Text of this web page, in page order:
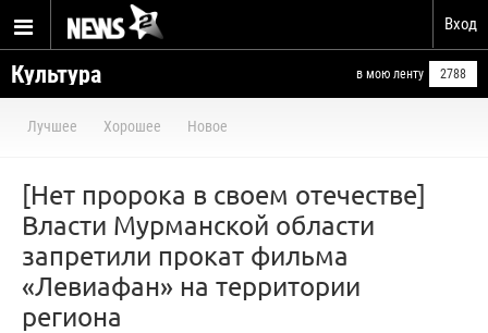
Вход
Культура в мою ленту 2788
Лучшее Хорошее Новое
[Нет пророка в своем отечестве]
Власти Мурманской области
запретили прокат фильма
«Левиафан» на территории
региона